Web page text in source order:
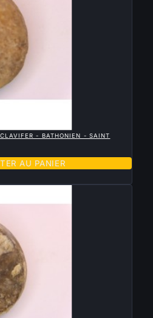
- BATHONIEN - SAINT
AU PANIER